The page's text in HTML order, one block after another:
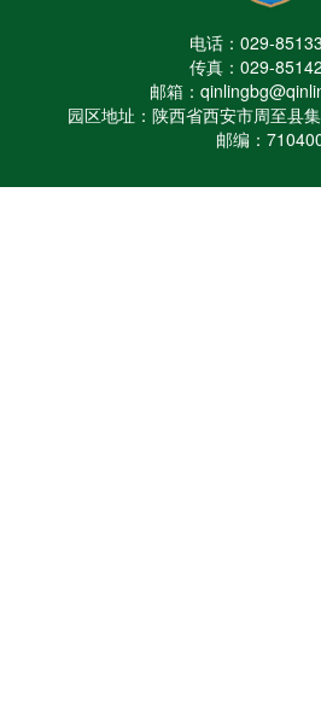
电话：029-
传真：029-
邮箱：
园区地址：陕西省西安市周至县
邮编：